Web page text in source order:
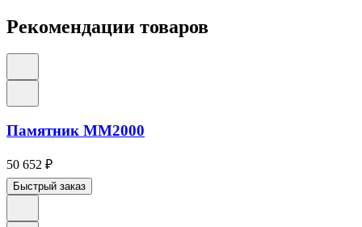
Рекомендации товаров
Памятник ММ2000
50 652 ₽
Быстрый заказ